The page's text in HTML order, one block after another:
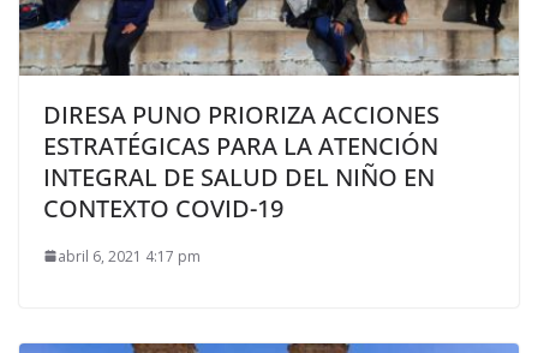
DIRESA PUNO PRIORIZA ACCIONES
ESTRATÉGICAS PARA LA ATENCIÓN
INTEGRAL DE SALUD DEL NIÑO EN
CONTEXTO COVID-19
abril 6, 2021 4:17 pm